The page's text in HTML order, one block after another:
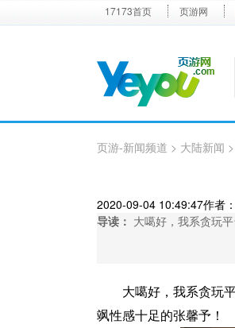
17173首页 页游网
页游-新闻频道 > 大陆新闻
2020-09-04 10:49:47作者
导读： 大噶好，我系贪玩
大噶好，我系贪玩
飒性感十足的张馨予！